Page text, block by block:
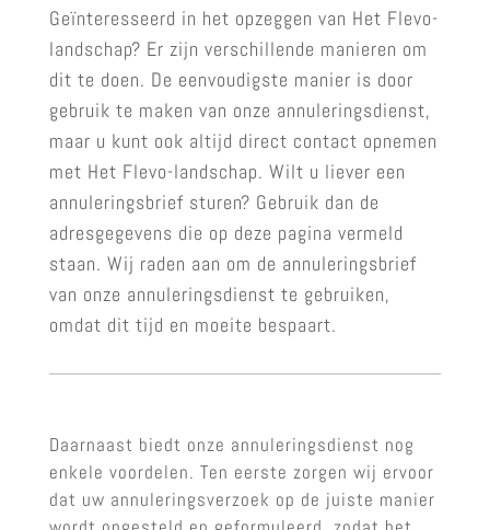
Geïnteresseerd in het opzeggen van Het Flevo-
landschap? Er zijn verschillende manieren om
dit te doen. De eenvoudigste manier is door
gebruik te maken van onze annuleringsdienst,
maar u kunt ook altijd direct contact opnemen
met Het Flevo-landschap. Wilt u liever een
annuleringsbrief sturen? Gebruik dan de
adresgegevens die op deze pagina vermeld
staan. Wij raden aan om de annuleringsbrief
van onze annuleringsdienst te gebruiken,
omdat dit tijd en moeite bespaart.
Daarnaast biedt onze annuleringsdienst nog
enkele voordelen. Ten eerste zorgen wij ervoor
dat uw annuleringsverzoek op de juiste manier